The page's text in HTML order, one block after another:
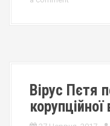
Вірус Пєтя